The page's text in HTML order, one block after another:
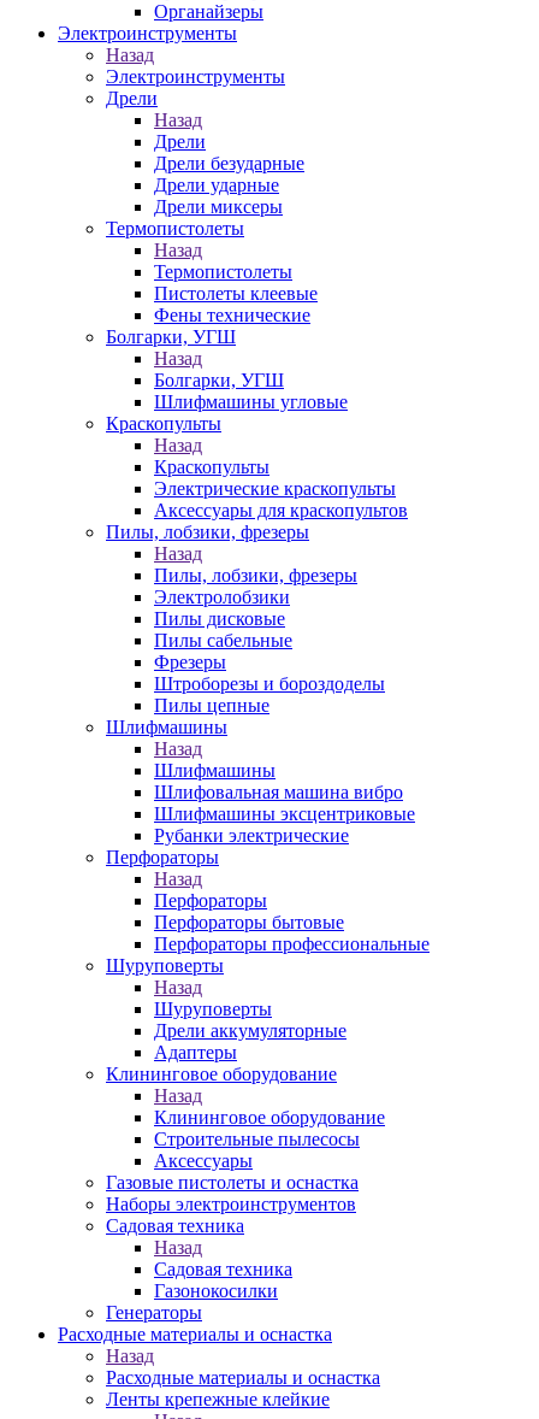
Органайзеры
Электроинструменты
Назад
Электроинструменты
Дрели
Назад
Дрели
Дрели безударные
Дрели ударные
Дрели миксеры
Термопистолеты
Назад
Термопистолеты
Пистолеты клеевые
Фены технические
Болгарки, УГШ
Назад
Болгарки, УГШ
Шлифмашины угловые
Краскопульты
Назад
Краскопульты
Электрические краскопульты
Аксессуары для краскопультов
Пилы, лобзики, фрезеры
Назад
Пилы, лобзики, фрезеры
Электролобзики
Пилы дисковые
Пилы сабельные
Фрезеры
Штроборезы и бороздоделы
Пилы цепные
Шлифмашины
Назад
Шлифмашины
Шлифовальная машина вибро
Шлифмашины эксцентриковые
Рубанки электрические
Перфораторы
Назад
Перфораторы
Перфораторы бытовые
Перфораторы профессиональные
Шуруповерты
Назад
Шуруповерты
Дрели аккумуляторные
Адаптеры
Клининговое оборудование
Назад
Клининговое оборудование
Строительные пылесосы
Аксессуары
Газовые пистолеты и оснастка
Наборы электроинструментов
Садовая техника
Назад
Садовая техника
Газонокосилки
Генераторы
Расходные материалы и оснастка
Назад
Расходные материалы и оснастка
Ленты крепежные клейкие